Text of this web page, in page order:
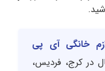
خانگی آی پی
در کرج، فردیس،